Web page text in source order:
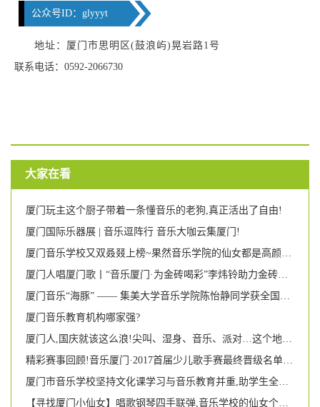
公众号ID：glyyyt
地址：厦门市思明区(鼓浪屿)晃岩路1号
联系电话：0592-2066730
大家在看
厦门玩主这个厨子带着一条懂音乐的老狗,真正活出了自由!
厦门国际乐器展 | 音乐逗阵行 音乐大咖云集厦门!
厦门音乐教育机构哪家强?